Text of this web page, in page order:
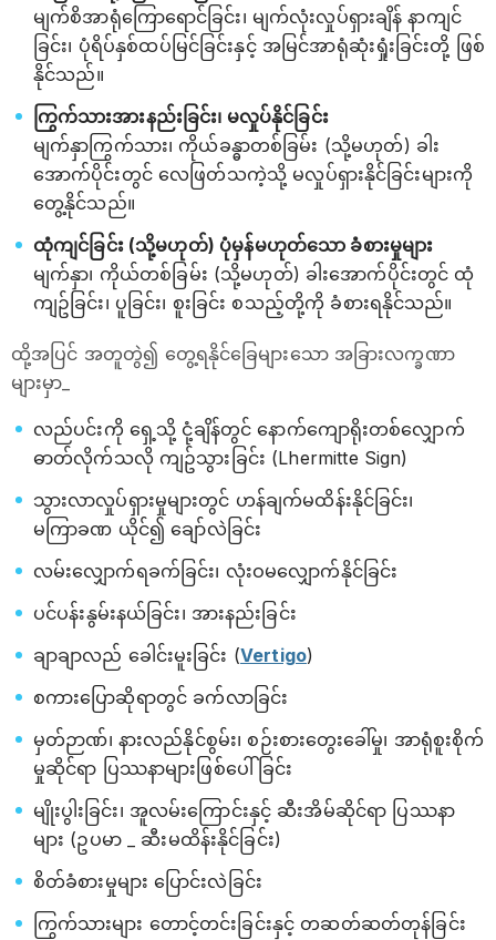
မျက်စိအာရုံကြောရောင်ခြင်း၊ မျက်လုံးလှုပ်ရှားချိန် နာကျင်
ခြင်း၊ ပုံရိပ်နှစ်ထပ်မြင်ခြင်းနှင့် အမြင်အာရုံဆုံးရှုံးခြင်းတို့ ဖြစ်
နိုင်သည်။
ကြွက်သားအားနည်းခြင်း၊ မလှုပ်နိုင်ခြင်း
မျက်နှာကြွက်သား၊ ကိုယ်ခန္ဓာတစ်ခြမ်း (သို့မဟုတ်) ခါး
အောက်ပိုင်းတွင် လေဖြတ်သကဲ့သို့ မလှုပ်ရှားနိုင်ခြင်းများကို
တွေ့နိုင်သည်။
ထုံကျင်ခြင်း (သို့မဟုတ်) ပုံမှန်မဟုတ်သော ခံစားမှုများ
မျက်နှာ၊ ကိုယ်တစ်ခြမ်း (သို့မဟုတ်) ခါးအောက်ပိုင်းတွင် ထုံ
ကျဥ်ခြင်း၊ ပူခြင်း၊ စူးခြင်း စသည့်တို့ကို ခံစားရနိုင်သည်။
ထို့အပြင် အတူတွဲ၍ တွေ့ရနိုင်ခြေများသော အခြားလက္ခဏာ
များမှာ_
လည်ပင်းကို ရှေ့သို့ ငုံ့ချိန်တွင် နောက်ကျောရိုးတစ်လျှောက်
ဓာတ်လိုက်သလို ကျဥ်သွားခြင်း (Lhermitte Sign)
သွားလာလှုပ်ရှားမှုများတွင် ဟန်ချက်မထိန်းနိုင်ခြင်း၊
မကြာခဏ ယိုင်၍ ချော်လဲခြင်း
လမ်းလျှောက်ရခက်ခြင်း၊ လုံးဝမလျှောက်နိုင်ခြင်း
ပင်ပန်းနွမ်းနယ်ခြင်း၊ အားနည်းခြင်း
ချာချာလည် ခေါင်းမူးခြင်း (Vertigo)
စကားပြောဆိုရာတွင် ခက်လာခြင်း
မှတ်ဉာဏ်၊ နားလည်နိုင်စွမ်း၊ စဉ်းစားတွေးခေါ်မှု၊ အာရုံစူးစိုက်
မှုဆိုင်ရာ ပြဿနာများဖြစ်ပေါ်ခြင်း
မျိုးပွါးခြင်း၊ အူလမ်းကြောင်းနှင့် ဆီးအိမ်ဆိုင်ရာ ပြဿနာ
များ (ဥပမာ _ ဆီးမထိန်းနိုင်ခြင်း)
စိတ်ခံစားမှုများ ပြောင်းလဲခြင်း
ကြွက်သားများ တောင့်တင်းခြင်းနှင့် တဆတ်ဆတ်တုန်ခြင်း